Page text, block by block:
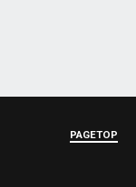
PAGETOP